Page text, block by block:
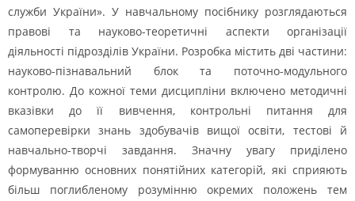
служби України». У навчальному посібнику розглядаються
правові та науково-теоретичні аспекти організації
діяльності підрозділів України. Розробка містить дві частини:
науково-пізнавальний блок та поточно-модульного
контролю. До кожної теми дисципліни включено методичні
вказівки до її вивчення, контрольні питання для
самоперевірки знань здобувачів вищої освіти, тестові й
навчально-творчі завдання. Значну увагу приділено
формуванню основних понятійних категорій, які сприяють
більш поглибленому розумінню окремих положень тем